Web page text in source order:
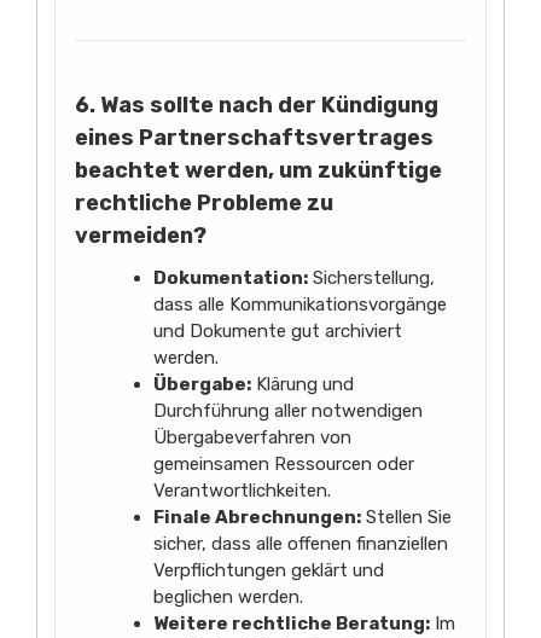
6. Was sollte nach der Kündigung
eines Partnerschaftsvertrages
beachtet werden, um zukünftige
rechtliche Probleme zu
vermeiden?
Dokumentation: Sicherstellung,
dass alle Kommunikationsvorgänge
und Dokumente gut archiviert
werden.
Übergabe: Klärung und
Durchführung aller notwendigen
Übergabeverfahren von
gemeinsamen Ressourcen oder
Verantwortlichkeiten.
Finale Abrechnungen: Stellen Sie
sicher, dass alle offenen finanziellen
Verpflichtungen geklärt und
beglichen werden.
Weitere rechtliche Beratung: Im